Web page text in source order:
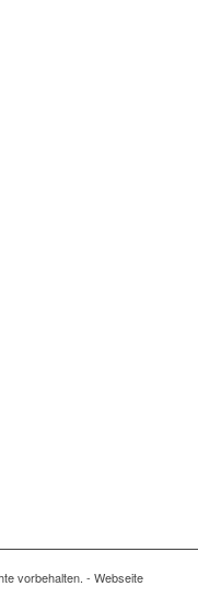
vorbehalten. - Webseite